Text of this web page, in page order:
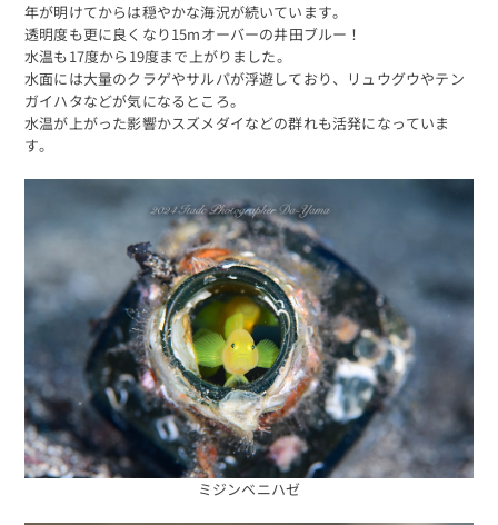
年が明けてからは穏やかな海況が続いています。
透明度も更に良くなり15mオーバーの井田ブルー！
水温も17度から19度まで上がりました。
水面には大量のクラゲやサルパが浮遊しており、リュウグウやテン
ガイハタなどが気になるところ。
水温が上がった影響かスズメダイなどの群れも活発になっていま
す。
ミジンベニハゼ